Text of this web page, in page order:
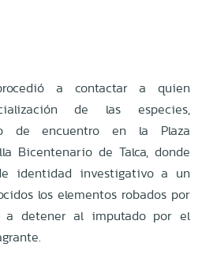
a contactar a quien
de las especies,
de encuentro en la Plaza
Bicentenario de Talca, donde
identidad investigativo a un
los elementos robados por
a detener al imputado por el